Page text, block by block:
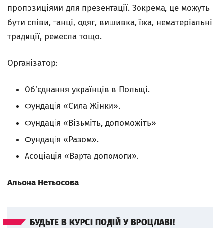
пропозиціями для презентації. Зокрема, це можуть
бути співи, танці, одяг, вишивка, їжа, нематеріальні
традиції, ремесла тощо.
Організатор:
Об’єднання українців в Польщі.
Фундація «Сила Жінки».
Фундація «Візьміть, допоможіть»
Фундація «Разом».
Асоціація «Варта допомоги».
Альона Нетьосова
БУДЬТЕ В КУРСІ ПОДІЙ У ВРОЦЛАВІ!